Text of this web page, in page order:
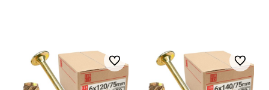
Zu Favoriten Zu